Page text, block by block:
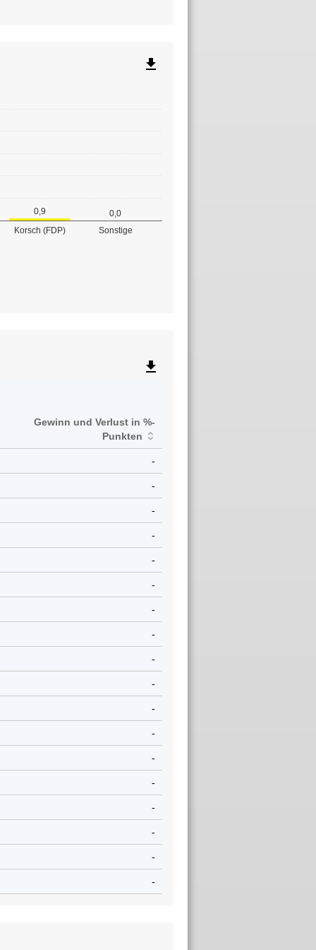
Korsch (FDP) Sonstige
0,9
0,0
file_download
file_download
Gewinn und Verlust in %-
Punkten
-
-
-
-
-
-
-
-
-
-
-
-
-
-
-
-
-
-